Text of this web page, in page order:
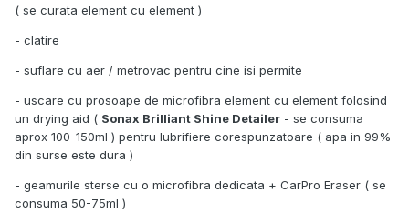
( se curata element cu element )
- clatire
- suflare cu aer / metrovac pentru cine isi permite
- uscare cu prosoape de microfibra element cu element folosind
un drying aid ( Sonax Brilliant Shine Detailer - se consuma
aprox 100-150ml ) pentru lubrifiere corespunzatoare ( apa in 99%
din surse este dura )
- geamurile sterse cu o microfibra dedicata + CarPro Eraser ( se
consuma 50-75ml )